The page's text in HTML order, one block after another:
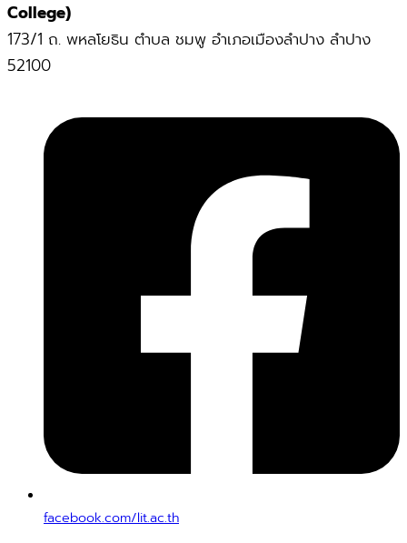
College)
173/1 ถ. พหลโยธิน ตำบล ชมพู อำเภอเมืองลำปาง ลำปาง
52100
facebook.com/lit.ac.th